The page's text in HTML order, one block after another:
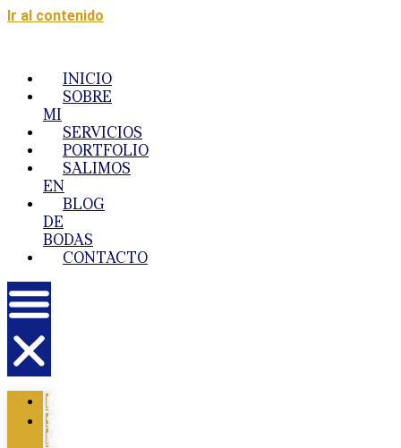
Ir al contenido
INICIO
SOBRE
MI
SERVICIOS
PORTFOLIO
SALIMOS
EN
BLOG
DE
BODAS
CONTACTO
SOBRE
MI